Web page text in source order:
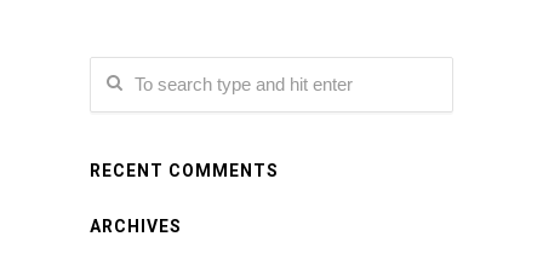
RECENT COMMENTS
ARCHIVES